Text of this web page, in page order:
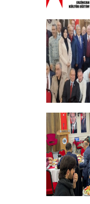
ERZINCAN
PROGRAMI
Vakfımızın
Yapıldı